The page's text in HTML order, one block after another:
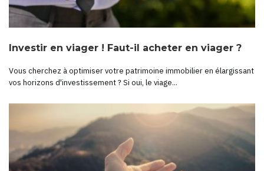
Investir en viager ! Faut-il acheter en viager ?
Vous cherchez à optimiser votre patrimoine immobilier en élargissant
vos horizons d'investissement ? Si oui, le viage...